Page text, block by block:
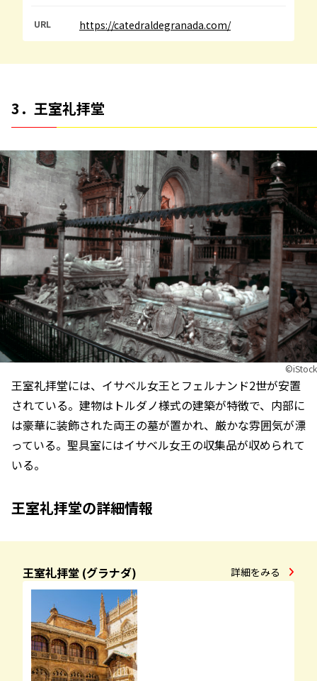
URL https://catedraldegranada.com/
3．王室礼拝堂
©︎iStock
王室礼拝堂には、イサベル女王とフェルナンド2世が安置
されている。建物はトルダノ様式の建築が特徴で、内部に
は豪華に装飾された両王の墓が置かれ、厳かな雰囲気が漂
っている。聖具室にはイサベル女王の収集品が収められて
いる。
王室礼拝堂の詳細情報
王室礼拝堂 (グラナダ) 詳細をみる